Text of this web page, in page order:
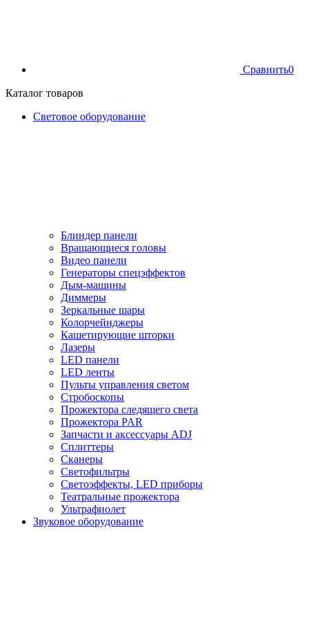
Сравнить0
Каталог товаров
Световое оборудование
Блиндер панели
Вращающиеся головы
Видео панели
Генераторы спецэффектов
Дым-машины
Диммеры
Зеркальные шары
Колорчейнджеры
Кашетирующие шторки
Лазеры
LED панели
LED ленты
Пульты управления светом
Стробоскопы
Прожектора следящего света
Прожектора PAR
Запчасти и аксессуары ADJ
Сплиттеры
Сканеры
Светофильтры
Светоэффекты, LED приборы
Театральные прожектора
Ультрафиолет
Звуковое оборудование